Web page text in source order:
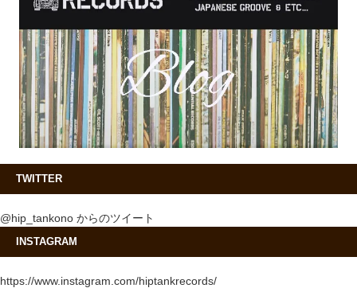
TWITTER
@hip_tankono からのツイート
INSTAGRAM
https://www.instagram.com/hiptankrecords/